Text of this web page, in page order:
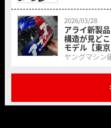
2026/03/28
アライ新製
構造が見ど
モデル【東
ヤングマシン